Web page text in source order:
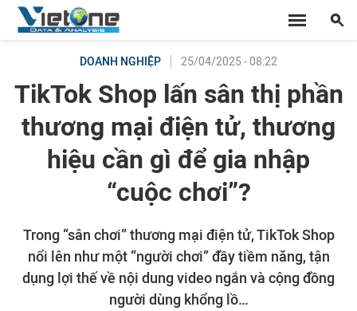
DOANH NGHIỆP 25/04/2025 - 08:22
TikTok Shop lấn sân thị phần
thương mại điện tử, thương
hiệu cần gì để gia nhập
“cuộc chơi”?
Trong “sân chơi” thương mại điện tử, TikTok Shop
nổi lên như một “người chơi” đầy tiềm năng, tận
dụng lợi thế về nội dung video ngắn và cộng đồng
người dùng khổng lồ…